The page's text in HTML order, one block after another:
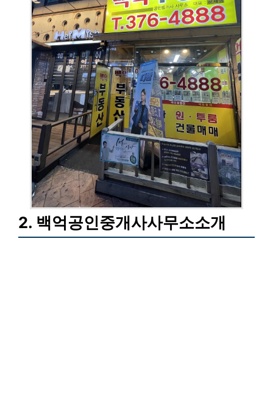
2. 백억공인중개사사무소소개